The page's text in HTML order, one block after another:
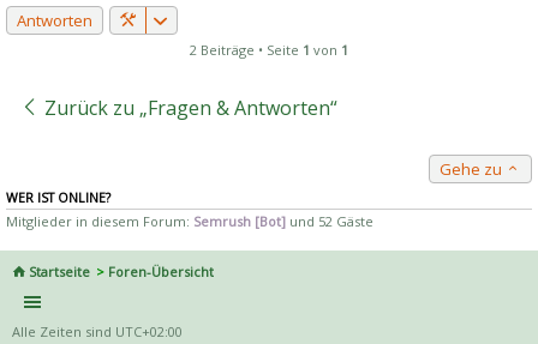
Antworten
2 Beiträge • Seite 1 von 1
Zurück zu „Fragen & Antworten“
Gehe zu
WER IST ONLINE?
Mitglieder in diesem Forum: Semrush [Bot] und 52 Gäste
Startseite Foren-Übersicht
Alle Zeiten sind UTC+02:00